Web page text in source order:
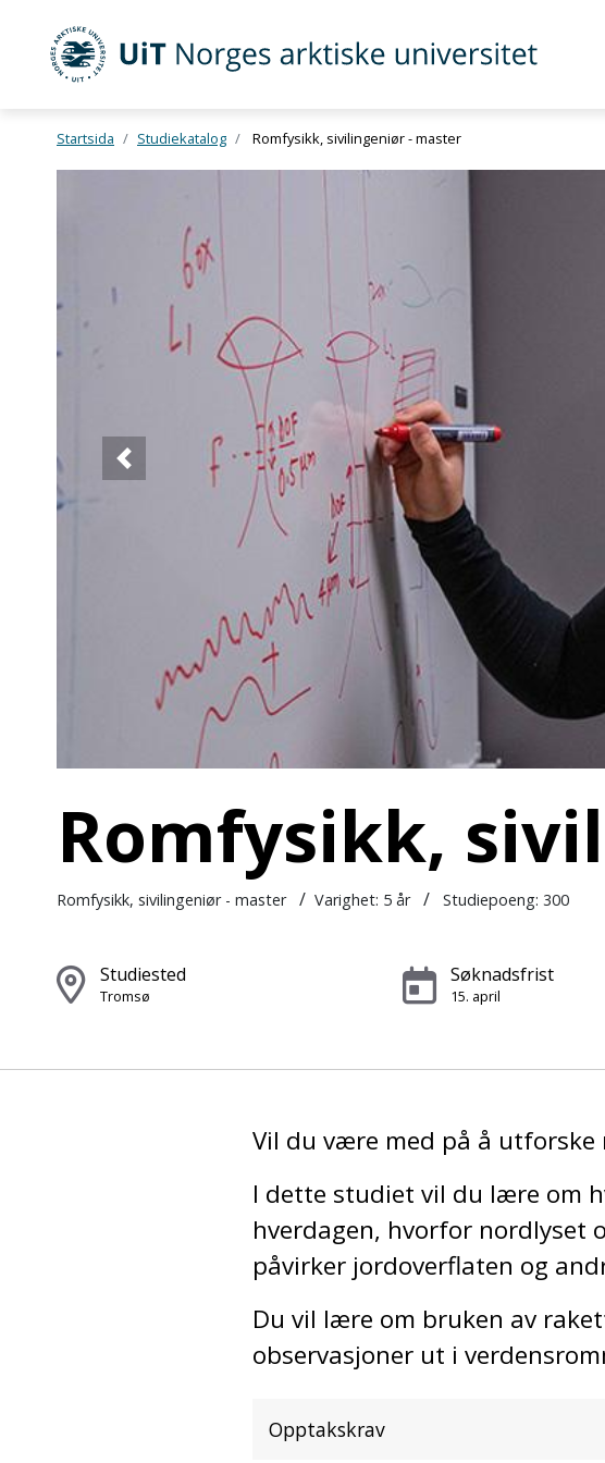
Gå til hovedinnhold
UiT Norges arktiske universitet
Startsida Studiekatalog Romfysikk, sivilingeniør - master
Forrige
Romfysikk,
Romfysikk, sivilingeniør - master / Varighet: 5 år / Studiepoeng: 300
Studiested
Tromsø
Søknadsfrist
15. april
Vil du være med på å
I dette studiet vil du lære om
hverdagen, hvorfor nordlyset
påvirker jordoverflaten og
Du vil lære om bruken av
observasjoner ut i
Opptakskrav